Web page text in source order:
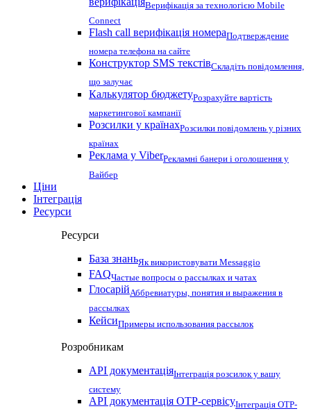
Верифікація за технологією Mobile
Connect
Flash call верифікація номераПодтверждение
номера телефона на сайте
Конструктор SMS текстівСкладіть повідомлення,
що залучає
Калькулятор бюджетуРозрахуйте вартість
маркетингової кампанії
Розсилки у країнахРозсилки повідомлень у різних
країнах
Реклама у ViberРекламні банери і оголошення у
Вайбер
Ціни
Інтеграція
Ресурси
Ресурси
База знаньЯк використовувати Messaggio
FAQЧастые вопросы о рассылках и чатах
ГлосарійАббревиатуры, понятия и выражения в
рассылках
КейсиПримеры использования рассылок
Розробникам
API документаціяІнтеграція розсилок у вашу
систему
API документація OTP-сервісуІнтеграція OTP-